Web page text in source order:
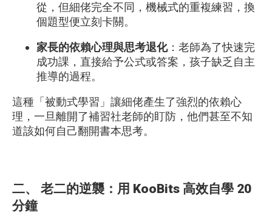
從，但細佬完全不同，機械式的重複練習，換
個題型便立刻卡關。
家長的依賴心理與思考退化：老師為了快速完
成功課，直接給予公式或答案，孩子缺乏自主
推導的過程。
這種「被動式學習」讓細佬產生了強烈的依賴心
理，一旦離開了補習社老師的盯防，他們甚至不知
道該如何自己翻開書本思考。
二、 老二的逆襲：用 KooBits 高效自學 20
分鐘